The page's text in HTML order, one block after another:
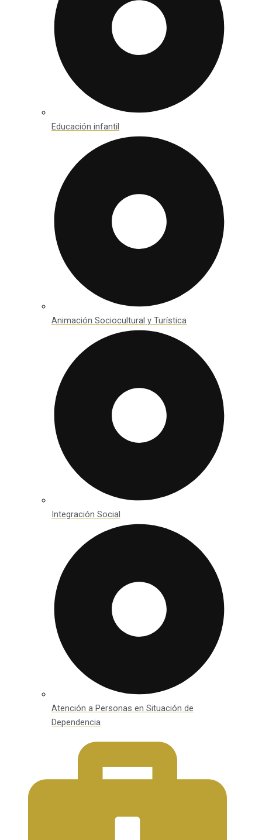
Educación infantil
Animación Sociocultural y Turística
Integración Social
Atención a Personas en Situación de
Dependencia